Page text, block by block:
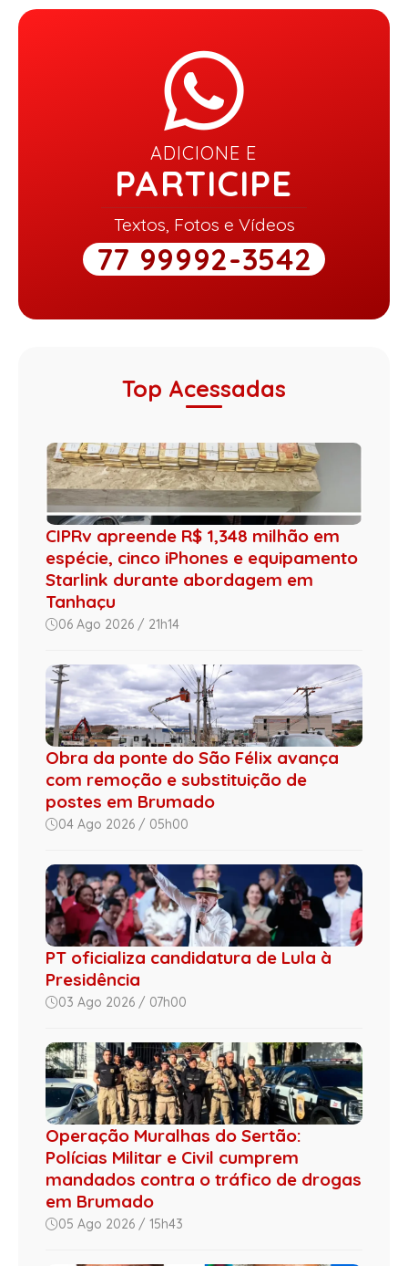
ADICIONE E
PARTICIPE
Textos, Fotos e Vídeos
77 99992-3542
Top Acessadas
CIPRv apreende R$ 1,348 milhão em
espécie, cinco iPhones e equipamento
Starlink durante abordagem em
Tanhaçu
06 Ago 2026 / 21h14
Obra da ponte do São Félix avança
com remoção e substituição de
postes em Brumado
04 Ago 2026 / 05h00
PT oficializa candidatura de Lula à
Presidência
03 Ago 2026 / 07h00
Operação Muralhas do Sertão:
Polícias Militar e Civil cumprem
mandados contra o tráfico de drogas
em Brumado
05 Ago 2026 / 15h43